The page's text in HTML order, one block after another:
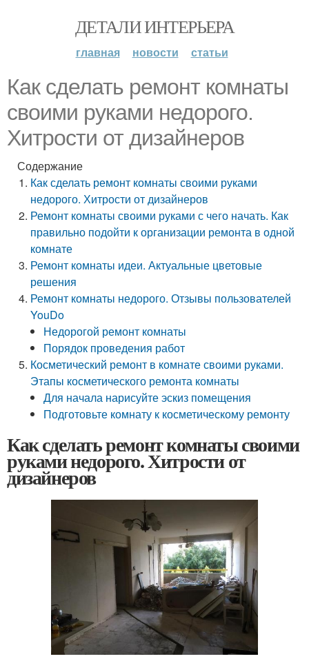
ДЕТАЛИ ИНТЕРЬЕРА
главная новости статьи
Как сделать ремонт комнаты
своими руками недорого.
Хитрости от дизайнеров
Содержание
Как сделать ремонт комнаты своими руками
недорого. Хитрости от дизайнеров
Ремонт комнаты своими руками с чего начать. Как
правильно подойти к организации ремонта в одной
комнате
Ремонт комнаты идеи. Актуальные цветовые
решения
Ремонт комнаты недорого. Отзывы пользователей
YouDo
Недорогой ремонт комнаты
Порядок проведения работ
Косметический ремонт в комнате своими руками.
Этапы косметического ремонта комнаты
Для начала нарисуйте эскиз помещения
Подготовьте комнату к косметическому ремонту
Как сделать ремонт комнаты своими
руками недорого. Хитрости от
дизайнеров